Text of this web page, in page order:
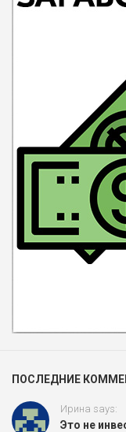
ПОСЛЕДНИЕ
Ирина says:
Это не